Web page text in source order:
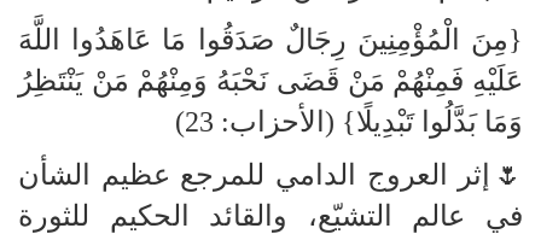
{مِنَ الْمُؤْمِنِينَ رِجَالٌ صَدَقُوا مَا عَاهَدُوا اللَّهَ
عَلَيْهِ فَمِنْهُمْ مَنْ قَضَى نَحْبَهُ وَمِنْهُمْ مَنْ يَنْتَظِرُ
وَمَا بَدَّلُوا تَبْدِيلًا} (الأحزاب: 23)
🌷إثر العروج الدامي للمرجع عظيم الشأن
في عالم التشيّع، والقائد الحكيم للثورة